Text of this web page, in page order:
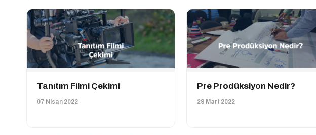
Tanıtım Filmi Çekimi
07 Nisan 2022
Pre Prodüksiyon Nedir?
29 Mart 2022